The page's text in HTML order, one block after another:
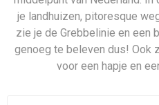
je landhuizen, pitoresque
zie je de Grebbelinie en een
genoeg te beleven dus! Ook
voor een hapje en